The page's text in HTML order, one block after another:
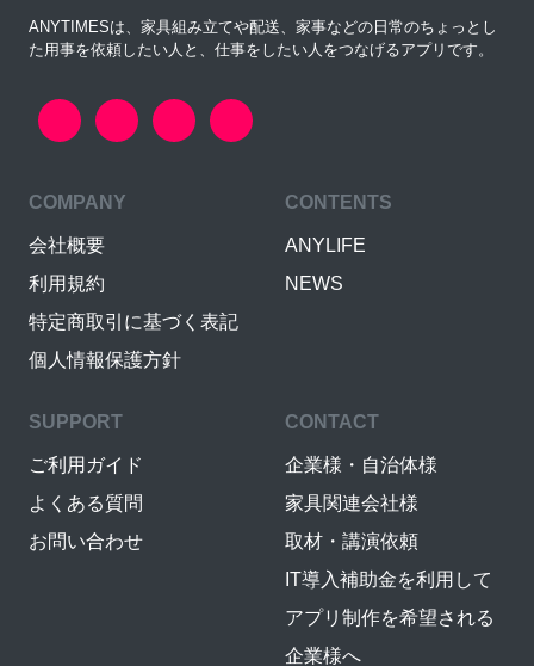
ANYTIMESは、家具組み立てや配送、家事などの日常のちょっとし
た用事を依頼したい人と、仕事をしたい人をつなげるアプリです。
COMPANY
会社概要
利用規約
特定商取引に基づく表記
個人情報保護方針
CONTENTS
ANYLIFE
NEWS
SUPPORT
ご利用ガイド
よくある質問
お問い合わせ
CONTACT
企業様・自治体様
家具関連会社様
取材・講演依頼
IT導入補助金を利用して
アプリ制作を希望される
企業様へ